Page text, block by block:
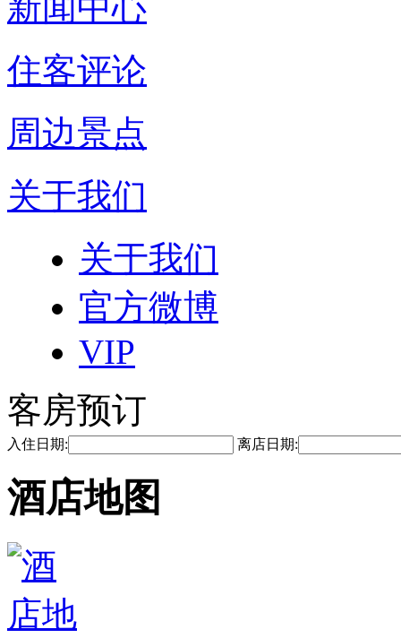
住客评论
周边景点
关于我们
关于我们
官方微博
VIP
客房预订
入住日期: 离店日期:
酒店地图